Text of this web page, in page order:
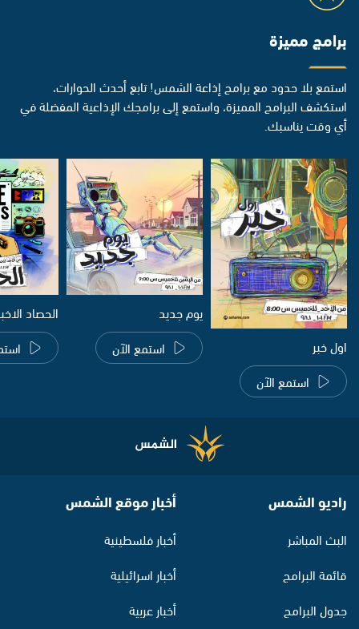
برامج مميزة
استمع بلا حدود مع برامج إذاعة الشمس! تابع أحدث الحوارات،
استكشف البرامج المميزة، واستمع إلى برامجك الإذاعية المفضلة في
أي وقت يناسبك.
اول خبر
استمع الآن
يوم جديد
استمع الآن
الحصاد
راديو الشمس
البث المباشر
قائمة البرامج
جدول البرامج
أخبار موقع الشمس
أخبار فلسطينية
أخبار اسرائيلية
أخبار عربية